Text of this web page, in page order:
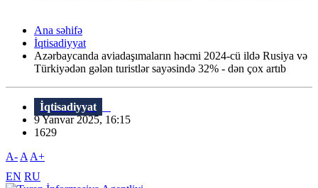
Ana səhifə
İqtisadiyyat
Azərbaycanda aviadaşımaların həcmi 2024-cü ildə Rusiya və
Türkiyədən gələn turistlər sayəsində 32% - dən çox artıb
İqtisadiyyat
9 Yanvar 2025, 16:15
1629
A- A A+
EN RU